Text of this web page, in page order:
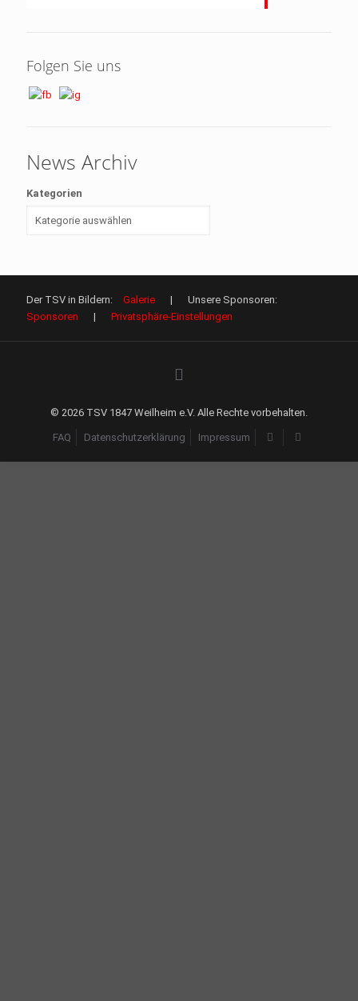
Folgen Sie uns
News Archiv
Kategorien
Der TSV in Bildern: Galerie | Unsere Sponsoren:
Sponsoren | Privatsphäre-Einstellungen
© 2026 TSV 1847 Weilheim e.V. Alle Rechte vorbehalten.
FAQ Datenschutzerklärung Impressum